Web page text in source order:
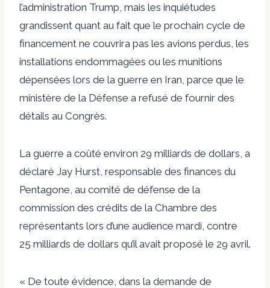
l’administration Trump, mais les inquiétudes
grandissent quant au fait que le prochain cycle de
financement ne couvrira pas les avions perdus, les
installations endommagées ou les munitions
dépensées lors de la guerre en Iran, parce que le
ministère de la Défense a refusé de fournir des
détails au Congrès.
La guerre a coûté environ 29 milliards de dollars, a
déclaré Jay Hurst, responsable des finances du
Pentagone, au comité de défense de la
commission des crédits de la Chambre des
représentants lors d’une audience mardi, contre
25 milliards de dollars qu’il avait proposé le 29 avril.
« De toute évidence, dans la demande de